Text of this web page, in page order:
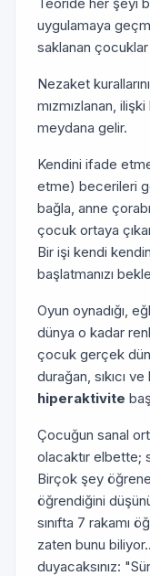
uygulamaya
saklanan çocuklar
Nezaket
mızmızlanan,
meydana gelir.
Kendini ifade
etme) becerileri
bağla, anne
çocuk ortaya
Bir işi kendi
başlatmanızı
Oyun oynadığı,
dünya o kadar
çocuk gerçek
durağan, sıkıcı
hiperaktivite
Çocuğun sanal
olacaktır elbette;
Birçok şey
öğrendiğini
sınıfta 7 rakamı
zaten bunu
duyacaksınız: